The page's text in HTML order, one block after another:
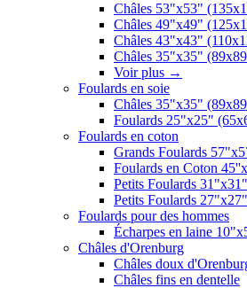
Châles 53"x53"
Châles 49"x49"
Châles 43"x43"
Châles 35"x35"
Voir plus →
Foulards en soie
Châles 35"x35"
Foulards 25"x25"
Foulards en coton
Grands Foulards
Foulards en Coton
Petits Foulards
Petits Foulards
Foulards pour des hommes
Écharpes en laine
Châles d'Orenburg
Châles doux
Châles fins en dentelle